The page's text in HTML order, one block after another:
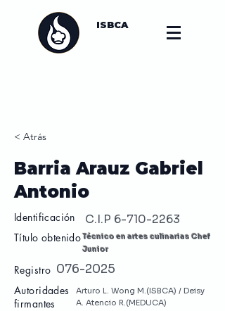
ISBCA
< Atrás
Barria Arauz Gabriel
Antonio
Identificación C.I.P 6-710-2263
Título obtenidoTécnico en artes culinarias Chef
Junior
Registro 076-2025
Autoridades
firmantes
Arturo L. Wong M.(ISBCA) / Deisy
A. Atencio R.(MEDUCA)